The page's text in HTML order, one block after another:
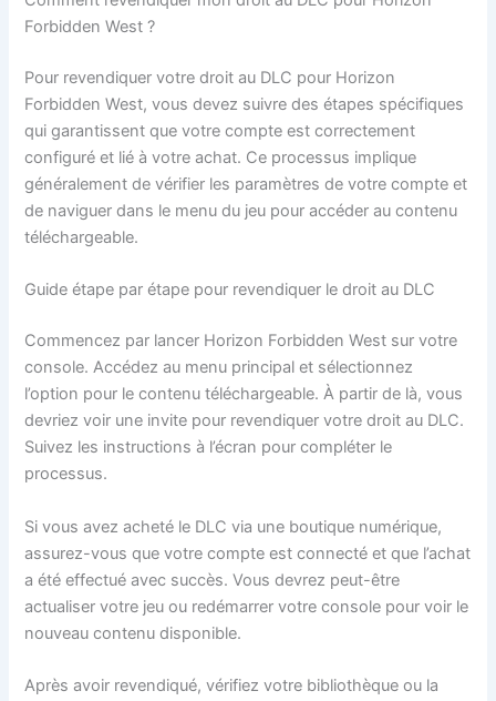
Forbidden West ?
Pour revendiquer votre droit au DLC pour Horizon
Forbidden West, vous devez suivre des étapes spécifiques
qui garantissent que votre compte est correctement
configuré et lié à votre achat. Ce processus implique
généralement de vérifier les paramètres de votre compte et
de naviguer dans le menu du jeu pour accéder au contenu
téléchargeable.
Guide étape par étape pour revendiquer le droit au DLC
Commencez par lancer Horizon Forbidden West sur votre
console. Accédez au menu principal et sélectionnez
l’option pour le contenu téléchargeable. À partir de là, vous
devriez voir une invite pour revendiquer votre droit au DLC.
Suivez les instructions à l’écran pour compléter le
processus.
Si vous avez acheté le DLC via une boutique numérique,
assurez-vous que votre compte est connecté et que l’achat
a été effectué avec succès. Vous devrez peut-être
actualiser votre jeu ou redémarrer votre console pour voir le
nouveau contenu disponible.
Après avoir revendiqué, vérifiez votre bibliothèque ou la